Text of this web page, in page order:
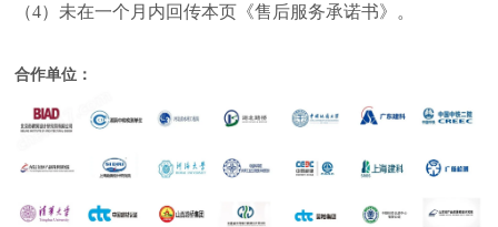
（4）未在一个月内回传本页《售后服务承诺书》。
合作单位：